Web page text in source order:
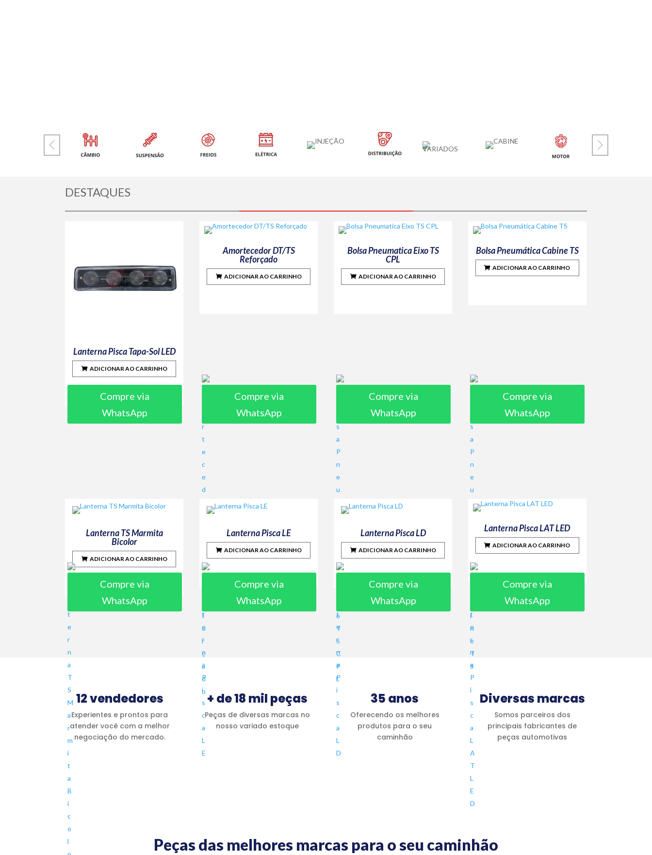
DESTAQUES
Lanterna Pisca Tapa-Sol LED
ADICIONAR AO CARRINHO
Amortecedor DT/TS
Reforçado
ADICIONAR AO CARRINHO
Bolsa Pneumatica Eixo TS
CPL
ADICIONAR AO CARRINHO
Bolsa Pneumática Cabine TS
ADICIONAR AO CARRINHO
Compre via
WhatsApp
Compre via
WhatsApp
Compre via
WhatsApp
Compre via
WhatsApp
Lanterna TS Marmita
Bicolor
ADICIONAR AO CARRINHO
Lanterna Pisca LE
ADICIONAR AO CARRINHO
Lanterna Pisca LD
ADICIONAR AO CARRINHO
Lanterna Pisca LAT LED
ADICIONAR AO CARRINHO
Compre via
WhatsApp
Compre via
WhatsApp
Compre via
WhatsApp
Compre via
WhatsApp
12 vendedores
Experientes e prontos para
atender você com a melhor
negociação do mercado.
+ de 18 mil peças
Peças de diversas marcas no
nosso variado estoque
35 anos
Oferecendo os melhores
produtos para o seu
caminhão
Diversas marcas
Somos parceiros dos
principais fabricantes de
peças automotivas
Peças das melhores marcas para o seu caminhão